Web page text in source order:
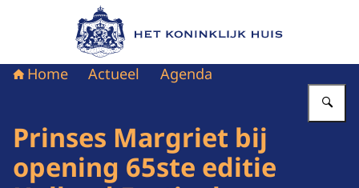
Naar de homepage van Het Koninklijk Huis
Home Actueel Agenda
Prinses Margriet bij
opening 65ste editie